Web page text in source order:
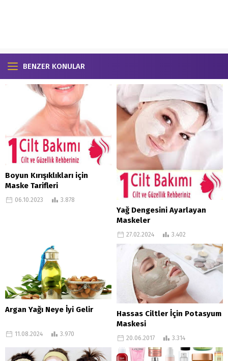
BENZER KONULAR
Boyun Kırışıklıkları için
Maske Tarifleri
06.10.2023 3.878
Yağ Dengesini Ayarlayan
Maskeler
27.02.2024 3.402
Argan Yağı Neye İyi Gelir
11.08.2024 3.970
Hassas Ciltler İçin Potasyum
Maskesi
20.06.2017 3.314